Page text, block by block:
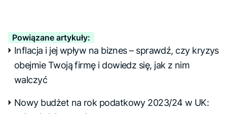
Powiązane artykuły:
Inflacja i jej wpływ na biznes – sprawdź, czy kryzys
obejmie Twoją firmę i dowiedz się, jak z nim
walczyć
Nowy budżet na rok podatkowy 2023/24 w UK: